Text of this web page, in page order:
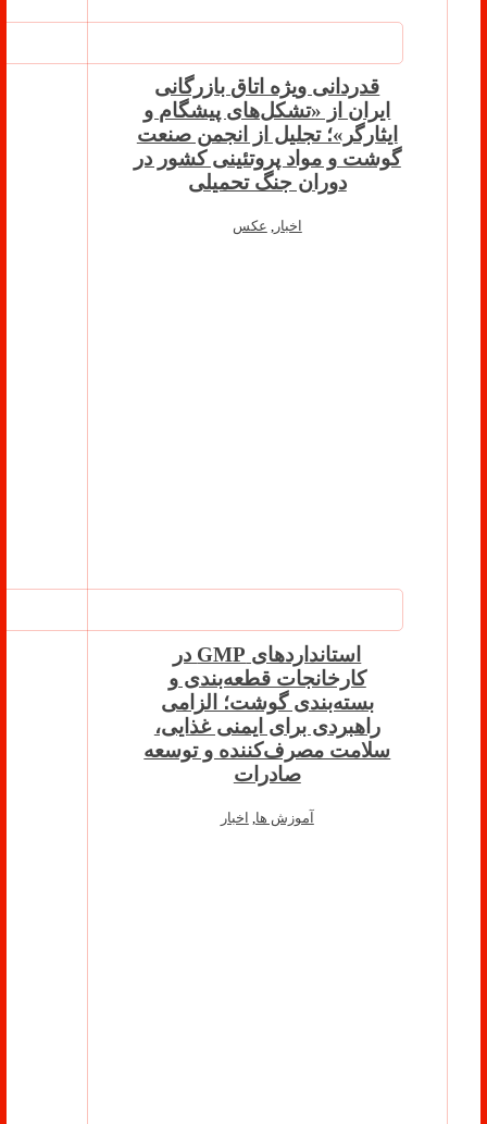
قدردانی ویژه اتاق بازرگانی
ایران از «تشکل‌های پیشگام و
ایثارگر»؛ تجلیل از انجمن صنعت
گوشت و مواد پروتئینی کشور در
دوران جنگ تحمیلی
اخبار, عکس
استانداردهای GMP در
کارخانجات قطعه‌بندی و
بسته‌بندی گوشت؛ الزامی
راهبردی برای ایمنی غذایی،
سلامت مصرف‌کننده و توسعه
صادرات
آموزش ها اخبار